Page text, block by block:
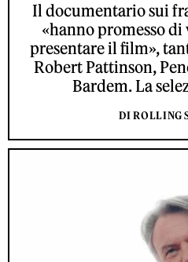
Il documentario sui
«hanno promesso di
presentare il film»,
Robert Pattinson,
Bardem. La
DI ROLLING